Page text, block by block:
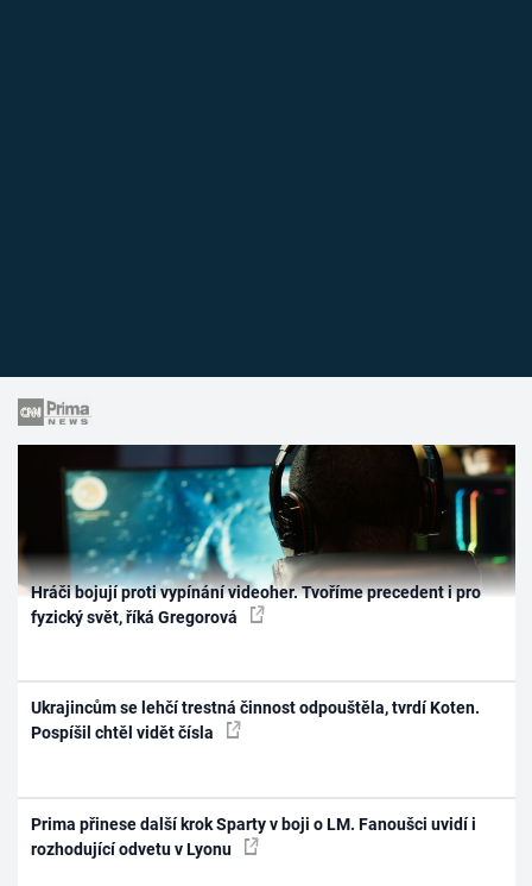
Hráči bojují proti vypínání videoher. Tvoříme precedent i pro
fyzický svět, říká Gregorová
Ukrajincům se lehčí trestná činnost odpouštěla, tvrdí Koten.
Pospíšil chtěl vidět čísla
Prima přinese další krok Sparty v boji o LM. Fanoušci uvidí i
rozhodující odvetu v Lyonu